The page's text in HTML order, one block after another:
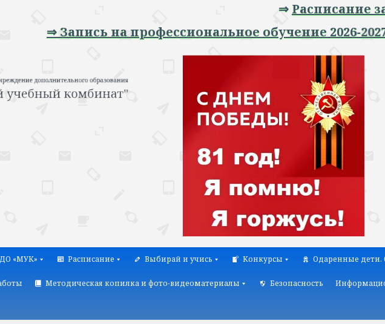
Расписание
⇒ Запись на профессиональное обучение 2026-2027
«МУК» Расписание Выбирай и учись Конкурсы Одаренные
Методическая копилка и фото-видеоматериалы Безопасность